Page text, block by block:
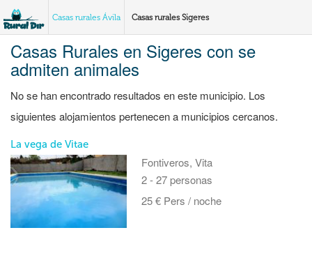
Casas rurales Ávila Casas rurales Sigeres
Casas Rurales en Sigeres con se
admiten animales
No se han encontrado resultados en este municipio. Los
siguientes alojamientos pertenecen a municipios cercanos.
La vega de Vitae
Fontiveros, Vita
2 - 27 personas
25 € Pers / noche